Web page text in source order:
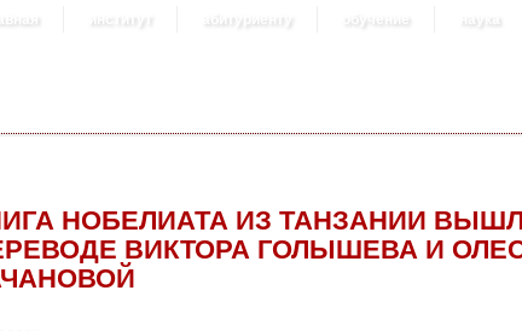
институт абитуриенту обучение наука
НОБЕЛИАТА ИЗ ТАНЗАНИИ
ВИКТОРА ГОЛЫШЕВА И